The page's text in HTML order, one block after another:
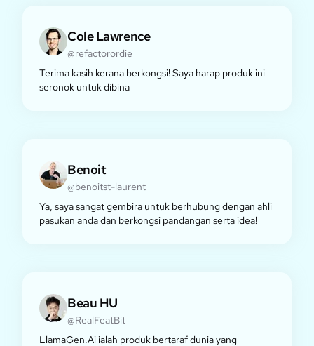
Cole Lawrence
@refactorordie
Terima kasih kerana berkongsi! Saya harap produk ini
seronok untuk dibina
Benoit
@benoitst-laurent
Ya, saya sangat gembira untuk berhubung dengan ahli
pasukan anda dan berkongsi pandangan serta idea!
Beau HU
@RealFeatBit
LlamaGen.Ai ialah produk bertaraf dunia yang